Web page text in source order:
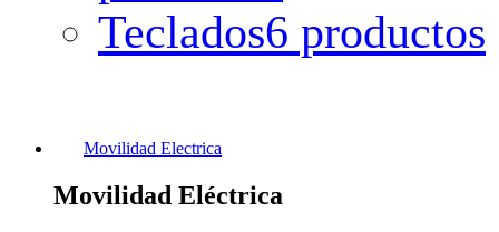
Teclados6 productos
Movilidad Electrica
Movilidad Eléctrica